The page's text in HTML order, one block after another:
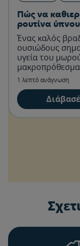
Πώς να
ρουτίνα ύπνου
Ένας καλός
ουσιώδους
υγεία του
1 λεπτό ανάγνωση